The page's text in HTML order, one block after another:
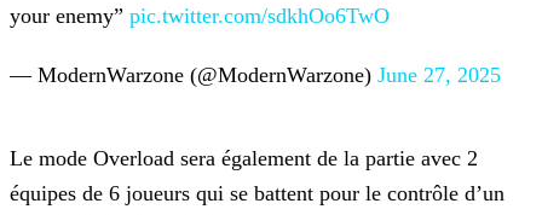
your enemy” pic.twitter.com/sdkhOo6TwO
— ModernWarzone (@ModernWarzone) June 27, 2025
Le mode Overload sera également de la partie avec 2
équipes de 6 joueurs qui se battent pour le contrôle d’un